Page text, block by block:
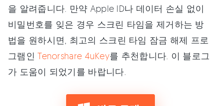
을 알려줍니다. 만약 Apple ID나 데이터 손실 없이
비밀번호를 잊은 경우 스크린 타임을 제거하는 방
법을 원하시면, 최고의 스크린 타임 잠금 해제 프로
그램인Tenorshare 4uKey를 추천합니다. 이 블로그
가 도움이 되었기를 바랍니다.